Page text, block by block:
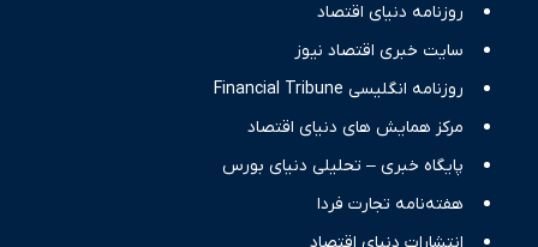
حرفه‌ای و روزآمد پوشش می‌دهیم.
روزنامه دنیای اقتصاد
سایت خبری اقتصاد نیوز
روزنامه انگلیسی Financial Tribune
مرکز همایش های دنیای اقتصاد
پایگاه خبری – تحلیلی دنیای بورس
هفته‌نامه تجارت فردا